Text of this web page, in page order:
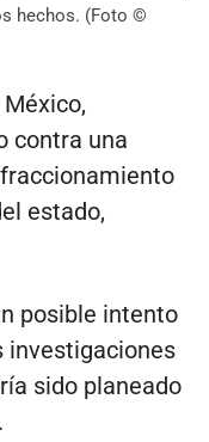
hechos. (Foto ©
contra una
estado,
posible intento
investigaciones
sido planeado